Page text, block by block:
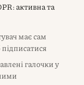
активна та
має сам
галочки у